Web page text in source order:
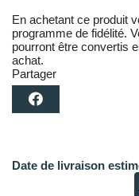
En achetant ce produit
programme de fidélité.
pourront être convertis
achat.
Partager
Date de livraison